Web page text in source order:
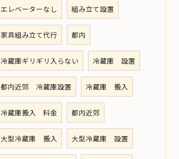
エレベーターなし 組み立て設置
家具組み立て代行 都内
冷蔵庫ギリギリ入らない 冷蔵庫 設置
都内近郊 冷蔵庫設置 冷蔵庫 搬入
冷蔵庫搬入 料金 都内近郊
大型冷蔵庫 搬入 大型冷蔵庫 設置